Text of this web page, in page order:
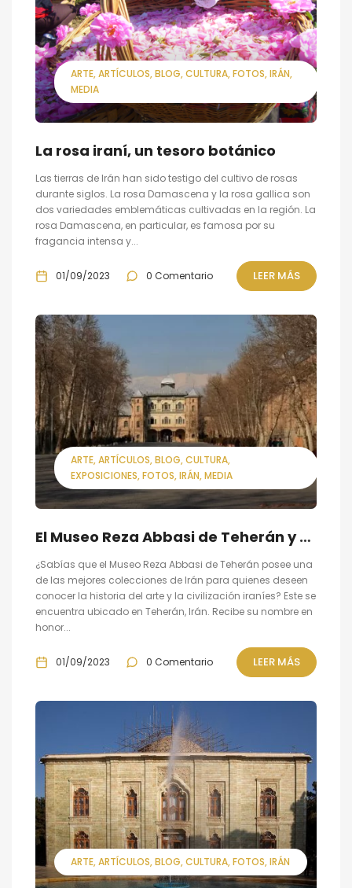
ARTE ARTÍCULOS BLOG CULTURA FOTOS IRÁN
MEDIA
La rosa iraní, un tesoro botánico
Las tierras de Irán han sido testigo del cultivo de rosas
durante siglos. La rosa Damascena y la rosa gallica son
dos variedades emblemáticas cultivadas en la región. La
rosa Damascena, en particular, es famosa por su
fragancia intensa y...
01/09/2023 0 Comentario LEER MÁS
ARTE ARTÍCULOS BLOG CULTURA
EXPOSICIONES FOTOS IRÁN MEDIA
El Museo Reza Abbasi de Teherán y su colección de la historia del arte y la civilización iraníes
¿Sabías que el Museo Reza Abbasi de Teherán posee una
de las mejores colecciones de Irán para quienes deseen
conocer la historia del arte y la civilización iraníes? Este se
encuentra ubicado en Teherán, Irán. Recibe su nombre en
honor...
01/09/2023 0 Comentario LEER MÁS
ARTE ARTÍCULOS BLOG CULTURA FOTOS IRÁN